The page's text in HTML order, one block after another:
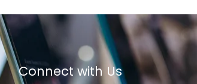
Connect with Us